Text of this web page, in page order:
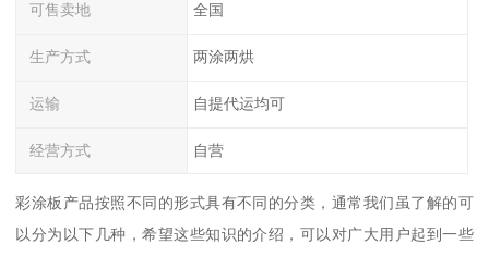
可售卖地 全国
生产方式 两涂两烘
运输 自提代运均可
经营方式 自营
彩涂板产品按照不同的形式具有不同的分类，通常我们虽了解的可
以分为以下几种，希望这些知识的介绍，可以对广大用户起到一些